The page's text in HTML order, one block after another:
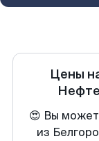
Цены
😍 Вы
из